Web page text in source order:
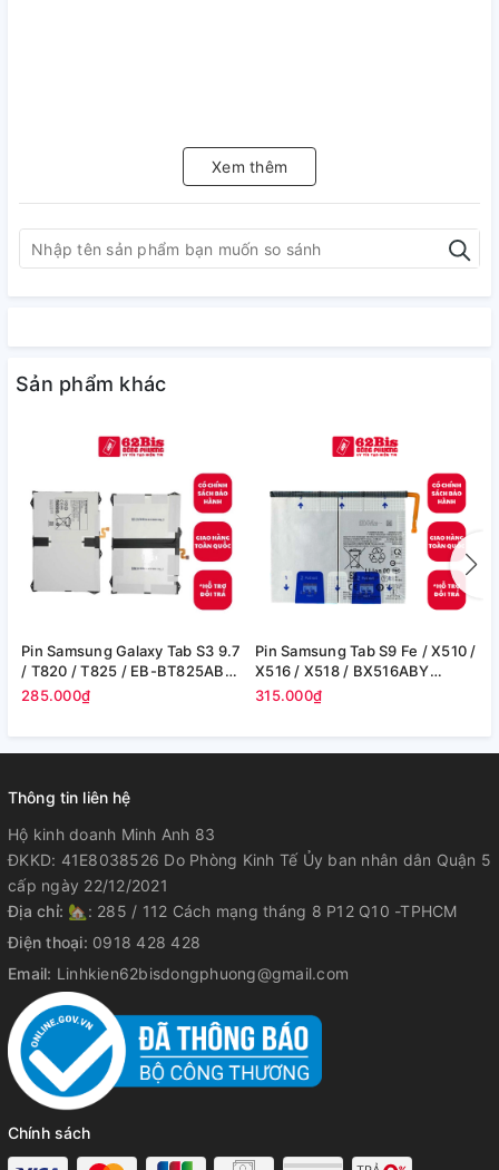
Xem thêm
Sản phẩm khác
Pin Samsung Galaxy Tab S3 9.7
/ T820 / T825 / EB-BT825ABE
- 6000 mAh (Zin hãng)
285.000₫
Pin Samsung Tab S9 Fe / X510 /
X516 / X518 / BX516ABY
8000mAh 30.88Wh (Zin cty)
315.000₫
Thông tin liên hệ
Hộ kinh doanh Minh Anh 83
ĐKKD: 41E8038526 Do Phòng Kinh Tế Ủy ban nhân dân Quận 5
cấp ngày 22/12/2021
Địa chỉ: 🏡: 285 / 112 Cách mạng tháng 8 P12 Q10 -TPHCM
Điện thoại: 0918 428 428
Email: Linhkien62bisdongphuong@gmail.com
Chính sách